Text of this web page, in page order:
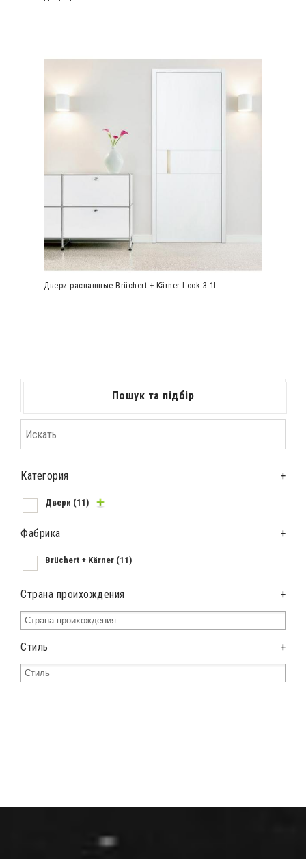
Двери распашные Brüchert + Kärner Look 3.1L
Пошук та підбір
Категория +
Двери (11)
Фабрика +
Brüchert + Kärner (11)
Страна проихождения +
Стиль +